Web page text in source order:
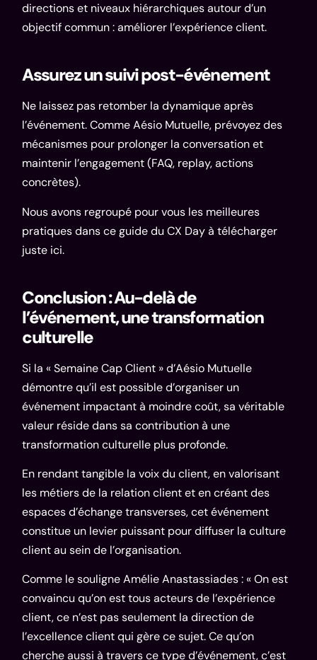
directions et niveaux hiérarchiques autour d’un
objectif commun : améliorer l’expérience client.
Assurez un suivi post-événement
Ne laissez pas retomber la dynamique après
l’événement. Comme Aésio Mutuelle, prévoyez des
mécanismes pour prolonger la conversation et
maintenir l’engagement (FAQ, replay, actions
concrètes).
Nous avons regroupé pour vous les meilleures
pratiques dans ceguide du CX Dayà télécharger
juste ici.
Conclusion : Au-delà de
l’événement, une transformation
culturelle
Si la « Semaine Cap Client » d’Aésio Mutuelle
démontre qu’il est possible d’organiser un
événement impactant à moindre coût, sa véritable
valeur réside dans sa contribution à une
transformation culturelle plus profonde.
En rendant tangible la voix du client, en valorisant
les métiers de la relation client et en créant des
espaces d’échange transverses, cet événement
constitue un levier puissant pour diffuser la culture
client au sein de l’organisation.
Comme le souligneAmélie Anastassiades: « On est
convaincu qu’on est tous acteurs de l’expérience
client, ce n’est pas seulement la direction de
l’excellence client qui gère ce sujet. Ce qu’on
cherche aussi à travers ce type d’événement, c’est